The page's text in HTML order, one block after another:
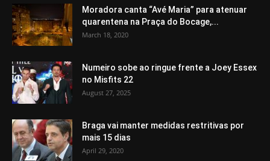
Moradora canta “Avé Maria” para atenuar
quarentena na Praça do Bocage,...
March 18, 2020
Numeiro sobe ao ringue frente a Joey Essex
no Misfits 22
August 27, 2025
Braga vai manter medidas restritivas por
mais 15 dias
April 29, 2020